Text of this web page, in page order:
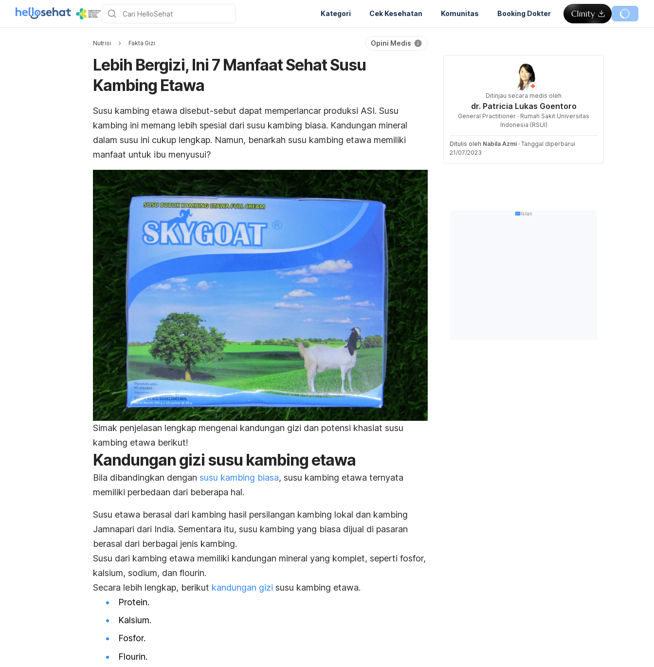
Kategori Cek Kesehatan Komunitas Booking Dokter
Nutrisi Fakta Gizi Opini Medis
Lebih Bergizi, Ini 7 Manfaat Sehat Susu
Kambing Etawa
Susu kambing etawa disebut-sebut dapat memperlancar produksi ASI. Susu
kambing ini memang lebih spesial dari susu kambing biasa. Kandungan mineral
dalam susu ini cukup lengkap. Namun, benarkah susu kambing etawa memiliki
manfaat untuk ibu menyusui?
Simak penjelasan lengkap mengenai kandungan gizi dan potensi khasiat susu
kambing etawa berikut!
Kandungan gizi susu kambing etawa
Bila dibandingkan dengan susu kambing biasa, susu kambing etawa ternyata
memiliki perbedaan dari beberapa hal.
Susu etawa berasal dari kambing hasil persilangan kambing lokal dan kambing
Jamnapari dari India. Sementara itu, susu kambing yang biasa dijual di pasaran
berasal dari berbagai jenis kambing.
Susu dari kambing etawa memiliki kandungan mineral yang komplet, seperti fosfor,
kalsium, sodium, dan flourin.
Secara lebih lengkap, berikut kandungan gizi susu kambing etawa.
Protein.
Kalsium.
Fosfor.
Flourin.
Ditinjau secara medis oleh
dr. Patricia Lukas Goentoro
General Practitioner · Rumah Sakit Universitas
Indonesia (RSUI)
Ditulis oleh Nabila Azmi · Tanggal diperbarui
21/07/2023
Iklan